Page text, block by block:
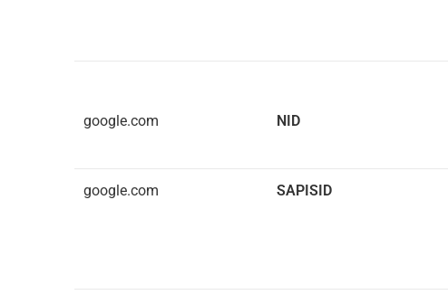
google.com NID
google.com SAPISID